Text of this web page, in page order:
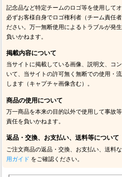
記念品など特定チームのロゴ等を使用して
必ずお客様自身でロゴ権利者（チーム責任
ださい。万一無断使用によるトラブルが発
負いかねます。
掲載内容について
当サイトに掲載している画像、説明文、コ
いて、当サイトの許可無く無断での使用・
します（キャプチャ画像含む）。
商品の使用について
万一商品を本来の目的以外で使用して事故
責任を負いかねます。
返品・交換、お支払い、送料等について
ご注文商品の返品・交換、お支払い、送料
用ガイド をご確認ください。